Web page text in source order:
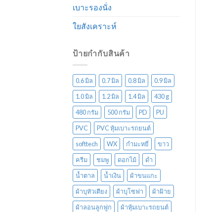
เบาะรองนั่ง
ใยสังเคราะห์
ป้ายกำกับสินค้า
0.6 มิล 0.7 มิล 0.8 มิล
0.9 มิล
1.0 มิล
1.2 มิล 1.4 มิล
430 g
480 กรัม
500 กรัม PD
PU
PVC
PVC หุ้มเบาะรถยนต์
softtech
WX กำมะหยี่
ขาว
ครีม
ชมพู ดอกไม้
ดำ
น้ำตาล
น้ำเงิน
ผ้าขนแกะ
ผ้าบุหัวเตียง
ผ้าบุโซฟา
ผ้าฝ้าย
ผ้าลอนลูกฟูก
ผ้าหุ้มเบาะรถยนต์